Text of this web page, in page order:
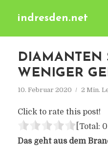
indresden.net
DIAMANTEN
WENIGER
10. Februar 2020 2 Min.
Click to rate this post!
[Total: 0
Das geht aus dem